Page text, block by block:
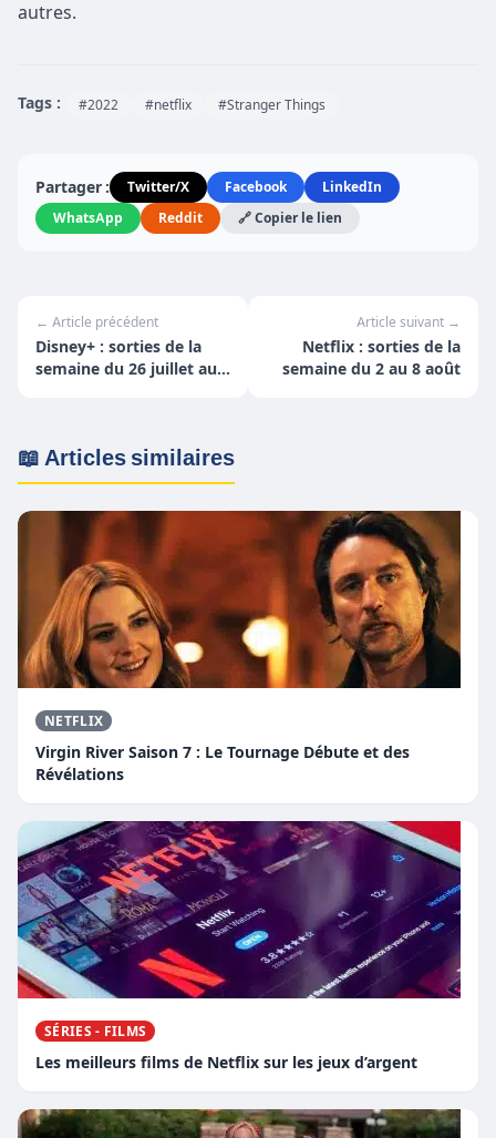
autres.
Tags : #2022 #netflix #Stranger Things
Partager : Twitter/X Facebook
LinkedIn
WhatsApp
Reddit 🔗 Copier le lien
← Article précédent
Disney+ : sorties de la
semaine du 26 juillet au
Article suivant →
Netflix : sorties de la
semaine du 2 au 8 août
📖 Articles similaires
NETFLIX
Virgin River Saison 7 : Le Tournage Débute et des
Révélations
SÉRIES - FILMS
Les meilleurs films de Netflix sur les jeux d’argent